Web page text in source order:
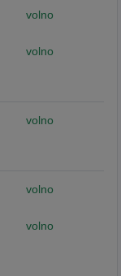
volno
volno
volno
volno
volno